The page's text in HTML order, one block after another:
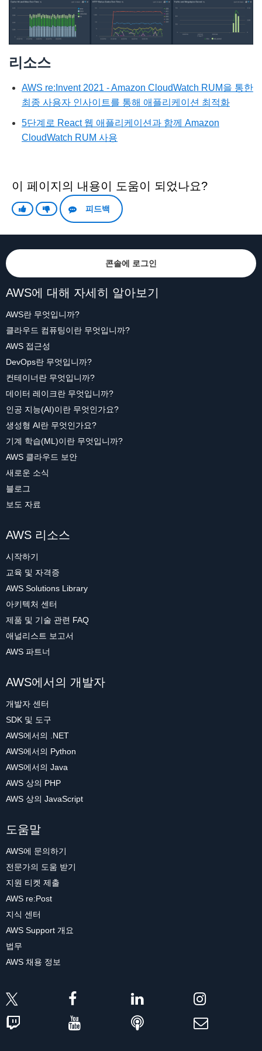
리소스
AWS re:Invent 2021 - Amazon CloudWatch RUM을 통한
최종 사용자 인사이트를 통해 애플리케이션 최적화
5단계로 React 웹 애플리케이션과 함께 Amazon
CloudWatch RUM 사용
이 페이지의 내용이 도움이 되었나요?
피드백
콘솔에 로그인
AWS에 대해 자세히 알아보기
AWS란 무엇입니까?
클라우드 컴퓨팅이란 무엇입니까?
AWS 접근성
DevOps란 무엇입니까?
컨테이너란 무엇입니까?
데이터 레이크란 무엇입니까?
인공 지능(AI)이란 무엇인가요?
생성형 AI란 무엇인가요?
기계 학습(ML)이란 무엇입니까?
AWS 클라우드 보안
새로운 소식
블로그
보도 자료
AWS 리소스
시작하기
교육 및 자격증
AWS Solutions Library
아키텍처 센터
제품 및 기술 관련 FAQ
애널리스트 보고서
AWS 파트너
AWS에서의 개발자
개발자 센터
SDK 및 도구
AWS에서의 .NET
AWS에서의 Python
AWS에서의 Java
AWS 상의 PHP
AWS 상의 JavaScript
도움말
AWS에 문의하기
전문가의 도움 받기
지원 티켓 제출
AWS re:Post
지식 센터
AWS Support 개요
법무
AWS 채용 정보